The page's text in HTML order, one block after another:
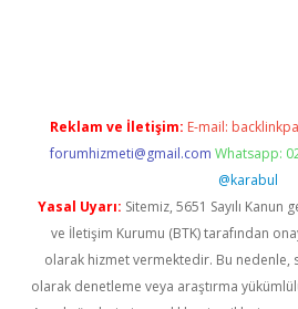
Reklam ve İletişim: E-mail:
forumhizmeti@gmail.com Whatsapp:
@karabul
Yasal Uyarı: Sitemiz, 5651 Sayılı
ve İletişim Kurumu (BTK) tarafından
olarak hizmet vermektedir. Bu
olarak denetleme veya araştırma